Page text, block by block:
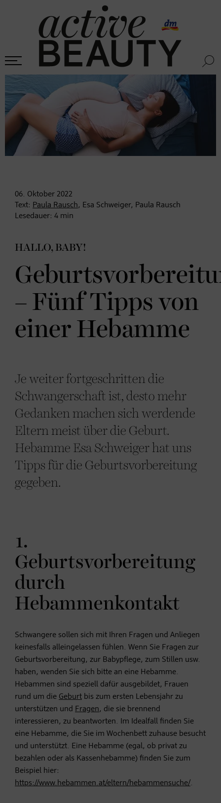
06. Oktober 2022
Text: Paula Rausch, Esa Schweiger, Paula Rausch
Lesedauer: 4 min
HALLO, BABY!
– Fünf Tipps von
einer Hebamme
Je weiter fortgeschritten die
Schwangerschaft ist, desto mehr
Gedanken machen sich werdende
Eltern meist über die Geburt.
Hebamme Esa Schweiger hat uns
Tipps für die Geburtsvorbereitung
gegeben.
1.
Geburtsvorbereitung
durch
Hebammenkontakt
Schwangere sollen sich mit Ihren Fragen und Anliegen
keinesfalls alleingelassen fühlen. Wenn Sie Fragen zur
Geburtsvorbereitung, zur Babypflege, zum Stillen usw.
haben, wenden Sie sich bitte an eine Hebamme.
Hebammen sind speziell dafür ausgebildet, Frauen
rund um die Geburt bis zum ersten Lebensjahr zu
unterstützen und Fragen, die sie brennend
interessieren, zu beantworten. Im Idealfall finden Sie
eine Hebamme, die Sie im Wochenbett zuhause besucht
und unterstützt. Eine Hebamme (egal, ob privat zu
bezahlen oder als Kassenhebamme) finden Sie zum
Beispiel hier:
https://www.hebammen.at/eltern/hebammensuche/.